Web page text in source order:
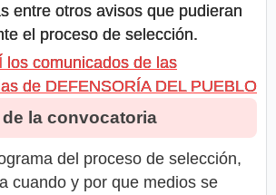
entre otros avisos que pudieran
el proceso de selección.
los comunicados de las
de DEFENSORÍA DEL PUEBLO
la convocatoria
del proceso de selección,
cuando y por que medios se